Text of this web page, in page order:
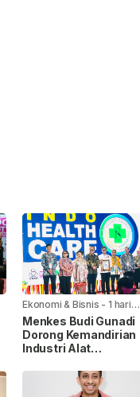
Ekonomi & Bisnis - 1 hari
yang lalu
Menkes Budi Gunadi
Dorong Kemandirian
Industri Alat
IndoHealthcare
Gakeslab Expo 2026